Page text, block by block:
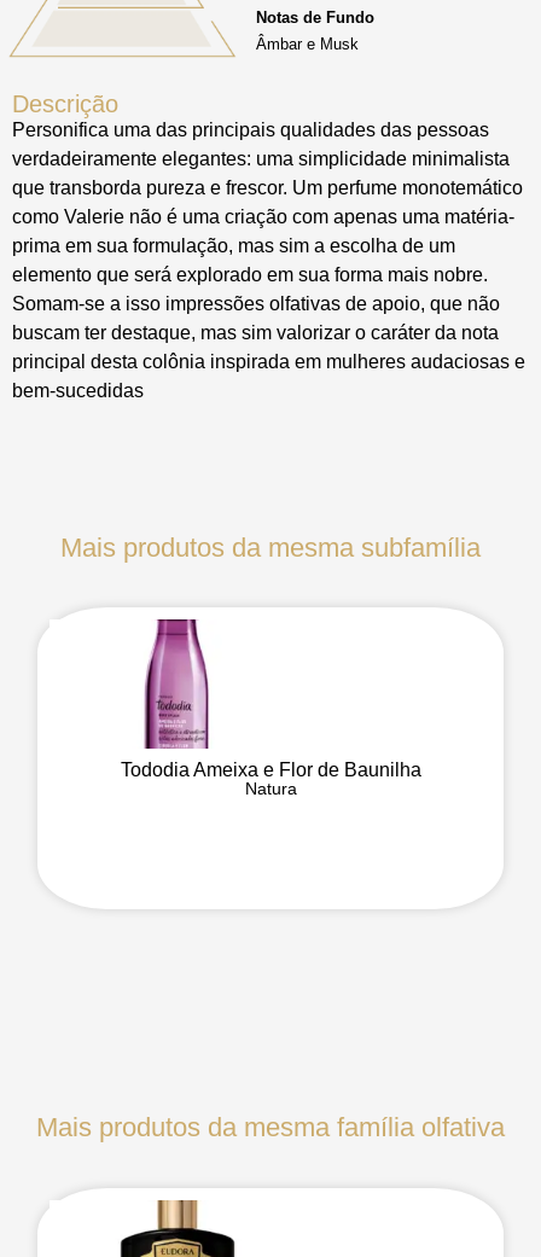
Descrição
Personifica uma das principais qualidades das pessoas
verdadeiramente elegantes: uma simplicidade minimalista
que transborda pureza e frescor. Um perfume monotemático
como Valerie não é uma criação com apenas uma matéria-
prima em sua formulação, mas sim a escolha de um
elemento que será explorado em sua forma mais nobre.
Somam-se a isso impressões olfativas de apoio, que não
buscam ter destaque, mas sim valorizar o caráter da nota
principal desta colônia inspirada em mulheres audaciosas e
bem-sucedidas
Notas de Fundo
Âmbar e Musk
Mais produtos da mesma subfamília
Tododia Ameixa e Flor de Baunilha
Natura
Mais produtos da mesma família olfativa